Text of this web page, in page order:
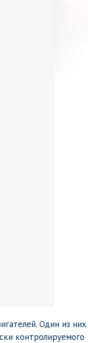
Один из
контролируемого